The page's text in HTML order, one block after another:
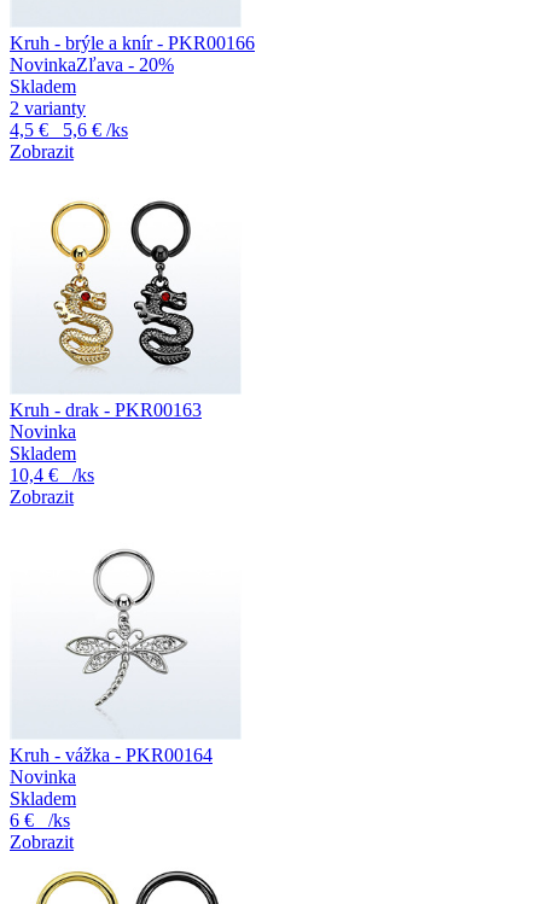
Kruh - brýle a knír - PKR00166
NovinkaZľava - 20%
Skladem
2 varianty
4,5 €
5,6 € /ks
Zobrazit
Kruh - drak - PKR00163
Novinka
Skladem
10,4 €
/ks
Zobrazit
Kruh - vážka - PKR00164
Novinka
Skladem
6 €
/ks
Zobrazit